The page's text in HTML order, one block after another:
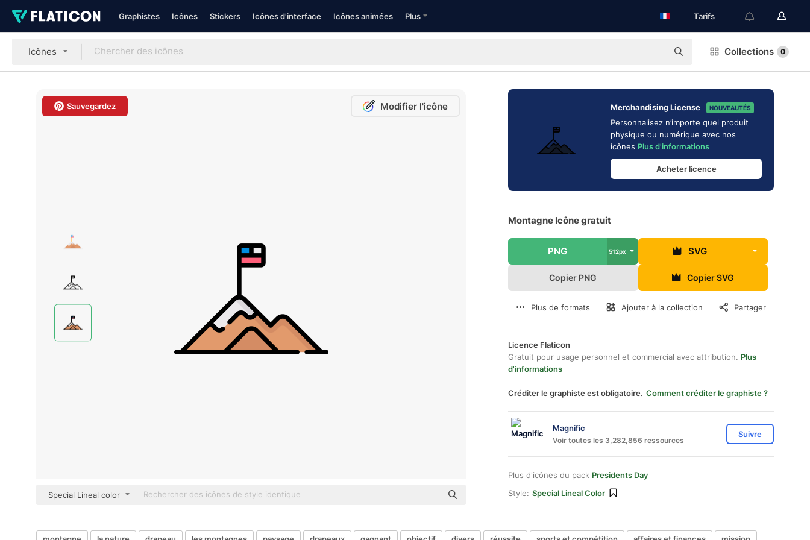
Graphistes Icônes Stickers Icônes d'interface Icônes animées Plus Tarifs
Icônes Collections 0
Sauvegardez Modifier l'icône
Special Lineal color
Merchandising License NOUVEAUTÉS
Personnalisez n’importe quel produit
physique ou numérique avec nos
icônes Plus d'informations
Acheter licence
Montagne Icône gratuit
PNG 512px SVG
Copier PNG Copier SVG
Plus de formats Ajouter à la collection Partager
Licence Flaticon
Gratuit pour usage personnel et commercial avec attribution. Plus
d'informations
Créditer le graphiste est obligatoire. Comment créditer le graphiste ?
Magnific
Voir toutes les 3,282,856 ressources
Suivre
Plus d'icônes du pack Presidents Day
Style: Special Lineal Color